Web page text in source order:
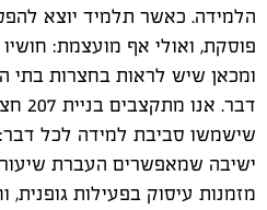
הלמידה. כאשר תלמיד יוצא
פוסקת, ואולי אף מועצמת:
ומכאן שיש לראות בחצרות בתי
דבר.
שישמשו סביבת למידה לכל דבר:
ישיבה שמאפשרים העברת
מזמנות עיסוק בפעילות גופנית,